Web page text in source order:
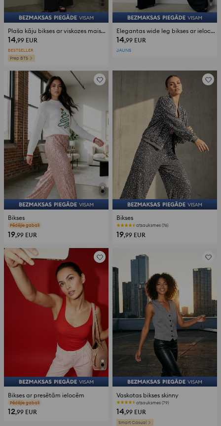
Plaša kāju bikses ar viskozes maisījumu
14,99 EUR
BESTSELLER
Prep BTS
Elegantas wide leg bikses ar ielocēm
14,99 EUR
JAUNS
Bikses
atsauksmes (149)
19,99 EUR
Bikses
atsauksmes (76)
19,99 EUR
Bikses ar presētām ielocēm
atsauksmes (117)
12,99 EUR
Vaskotas bikses skinny
atsauksmes (79)
14,99 EUR
Smart Casual